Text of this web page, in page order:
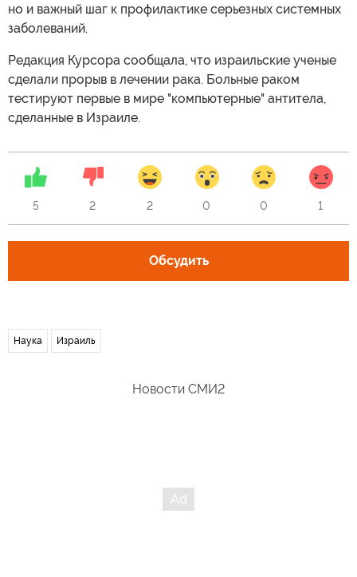
но и важный шаг к профилактике серьезных системных
заболеваний.
Редакция Курсора сообщала, что израильские ученые
сделали прорыв в лечении рака. Больные раком
тестируют первые в мире "компьютерные" антитела,
сделанные в Израиле.
5 2 2 0 0 1
Обсудить
Наука Израиль
Новости СМИ2